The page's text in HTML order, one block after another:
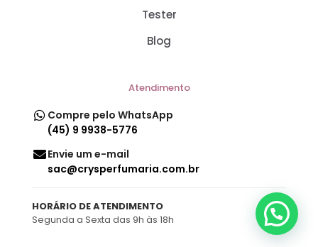
Tester
Blog
Atendimento
Compre pelo WhatsApp
(45) 9 9938-5776
Envie um e-mail
sac@crysperfumaria.com.br
HORÁRIO DE ATENDIMENTO
Segunda a Sexta das 9h às 18h